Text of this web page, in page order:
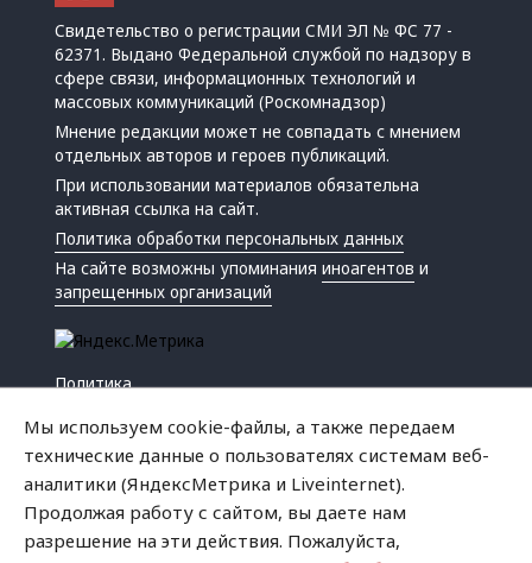
Свидетельство о регистрации СМИ ЭЛ № ФС 77 -
62371. Выдано Федеральной службой по надзору в
сфере связи, информационных технологий и
массовых коммуникаций (Роскомнадзор)
Мнение редакции может не совпадать с мнением
отдельных авторов и героев публикаций.
При использовании материалов обязательна
активная ссылка на сайт.
Политика обработки персональных данных
На сайте возможны упоминанияиноагентов и
запрещенных организаций
Политика
Мы используем cookie-файлы, а также передаем
технические данные о пользователях системам веб-
аналитики (ЯндексМетрика и Liveinternet).
Продолжая работу с сайтом, вы даете нам
разрешение на эти действия. Пожалуйста,